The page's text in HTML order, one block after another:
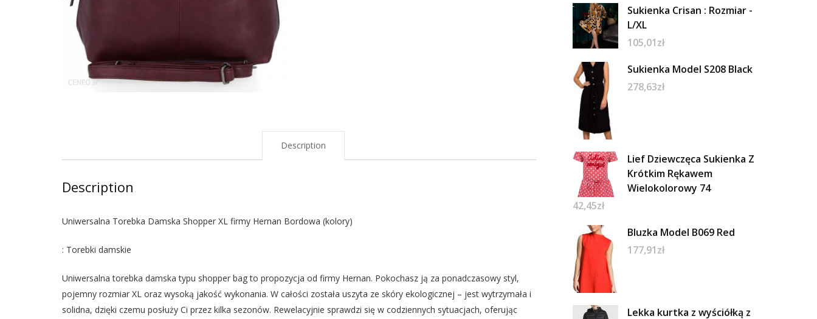
Description
Description
Uniwersalna Torebka Damska Shopper XL firmy Hernan Bordowa (kolory)
: Torebki damskie
Uniwersalna torebka damska typu shopper bag to propozycja od firmy Hernan. Pokochasz ją za ponadczasowy styl,
pojemny rozmiar XL oraz wysoką jakość wykonania. W całości została uszyta ze skóry ekologicznej – jest wytrzymała i
solidna, dzięki czemu posłuży Ci przez kilka sezonów. Rewelacyjnie sprawdzi się w codziennych sytuacjach, oferując
Sukienka Crisan : Rozmiar -
L/XL
105,01zł
Sukienka Model S208 Black
278,63zł
Lief Dziewczęca Sukienka Z
Krótkim Rękawem
Wielokolorowy 74
42,45zł
Bluzka Model B069 Red
177,91zł
Lekka kurtka z wyściółką z